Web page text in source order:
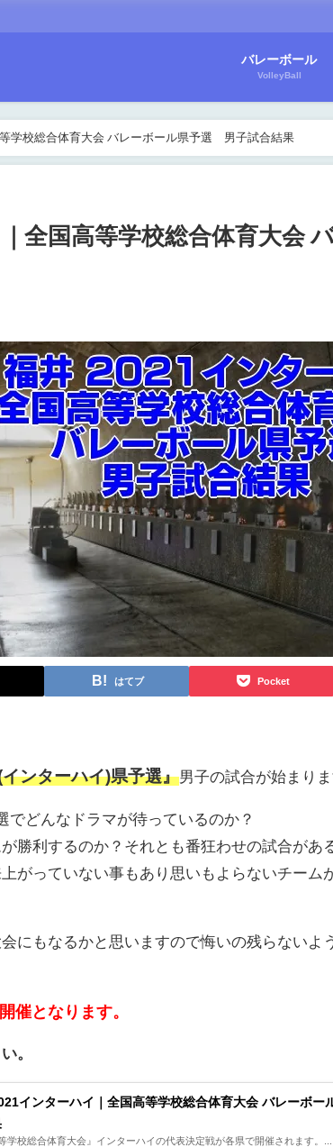
バレーボール
VolleyBall
学校総合体育大会 バレーボール県予選 男子試合結果
全国高等学校総合体育大会
はてブ Pocket
ンターハイ)県予選』男子の試合が始まりま
どんなドラマが待っているのか？
勝利するのか？それとも番狂わせの試合があ
がっていない事もあり思いもよらないチーム
にもなるかと思いますので悔いの残らないよ
催となります。
。
インターハイ｜全国高等学校総合体育大会 バレーボー
学校総合体育大会』インターハイの代表決定戦が各県で開催されます。...